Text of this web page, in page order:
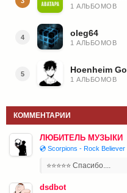
1 АЛЬБОМОВ
4 oleg64
1 АЛЬБОМОВ
5 Hoenheim
1 АЛЬБОМОВ
КОММЕНТАРИИ
ЛЮБИТЕЛЬ МУЗЫКИ
💿 Scorpions - Rock
⭐⭐⭐⭐⭐ Спасибо....
dsdbot